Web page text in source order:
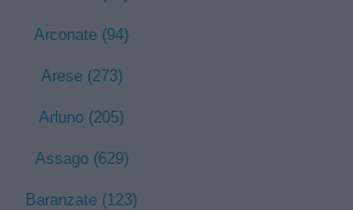
Arconate (94)
Arese (273)
Arluno (205)
Assago (629)
Baranzate (123)